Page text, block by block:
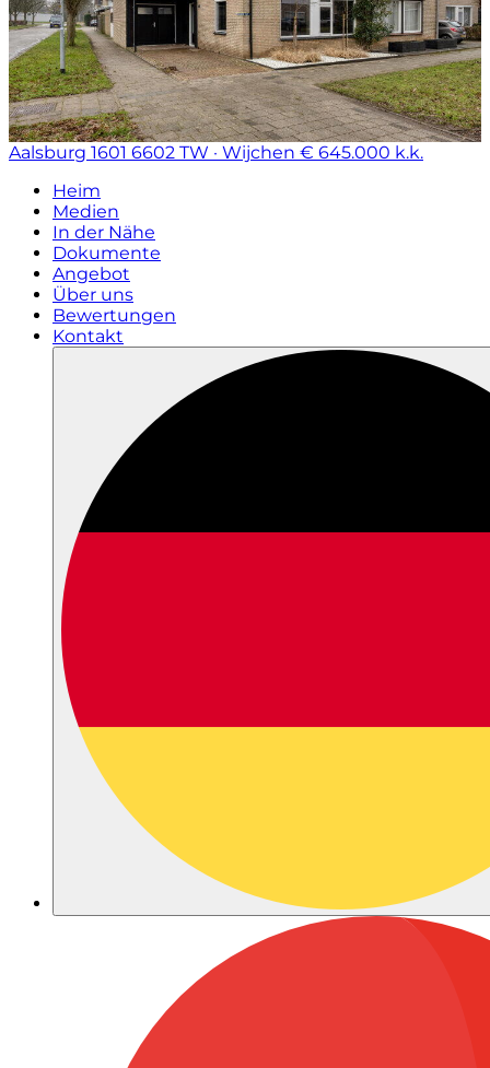
Aalsburg 1601 6602 TW · Wijchen € 645.000 k.k.
Heim
Medien
In der Nähe
Dokumente
Angebot
Über uns
Bewertungen
Kontakt